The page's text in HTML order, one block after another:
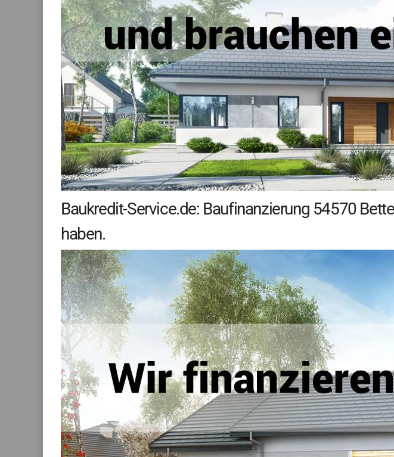
Baukredit-Service.de: Baufinanzierung 54570
haben.